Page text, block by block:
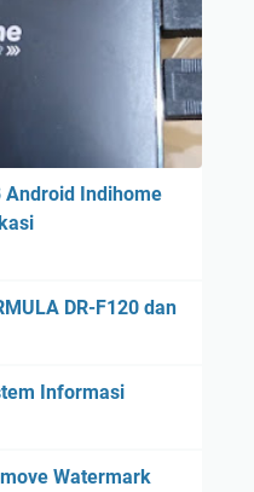
Android Indihome
DR-F120 dan
Informasi
Watermark